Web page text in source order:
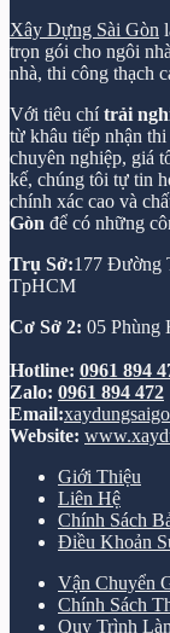
Xây Dựng Sài Gòn
trọn gói cho ngôi
nhà, thi công thạch
Với tiêu chítrải
từ khâu tiếp nhận
chuyên nghiệp, giá
kế, chúng tôi tự tin
chính xác cao và
Gòn để có những
Trụ Sở:177 Đường
TpHCM
Cơ Sở 2: 05 Phùng
Hotline: 0961 894
Zalo: 0961 894 472
Email:
Website:
Giới Thiệu
Liên Hệ
Chính Sách
Điều Khoản
Vận Chuyển
Chính Sách
Quy Trình